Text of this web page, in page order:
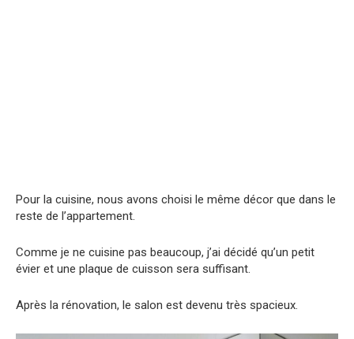
Pour la cuisine, nous avons choisi le même décor que dans le
reste de l’appartement.
Comme je ne cuisine pas beaucoup, j’ai décidé qu’un petit
évier et une plaque de cuisson sera suffisant.
Après la rénovation, le salon est devenu très spacieux.